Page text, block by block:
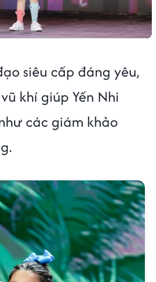
siêu cấp đáng yêu,
khí giúp Yến Nhi
các giám khảo